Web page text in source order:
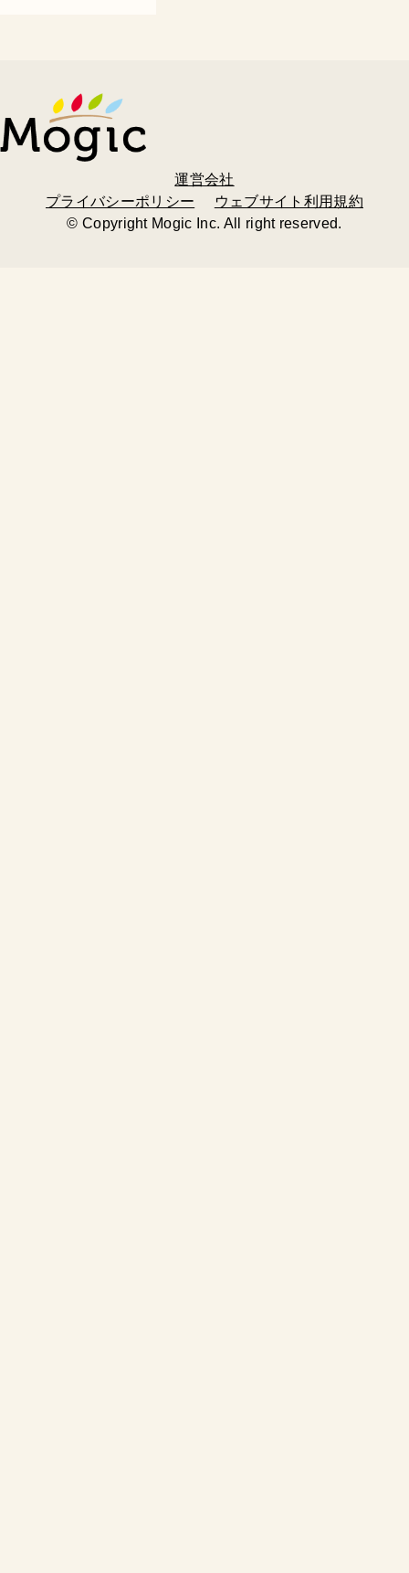
運営会社
プライバシーポリシー
ウェブサイト利用規約
© Copyright Mogic Inc. All right reserved.